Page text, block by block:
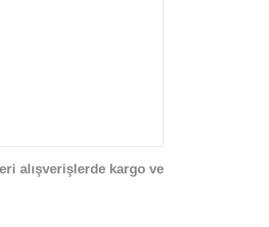
alışverişlerde kargo ve